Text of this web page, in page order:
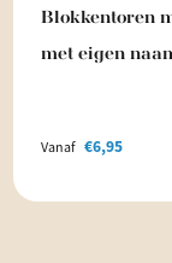
Blokkentoren
met eigen
Vanaf €6,95